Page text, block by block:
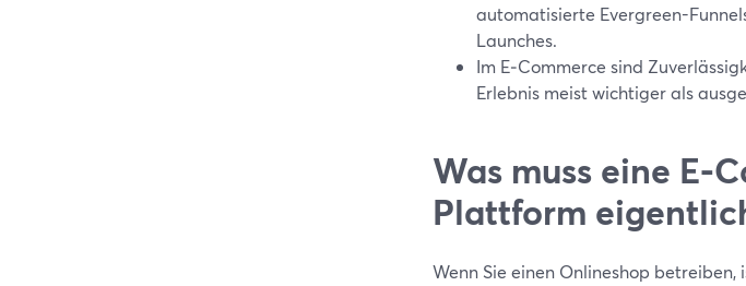
automatisierte Evergreen-
Launches.
Im E‑Commerce sind
Erlebnis meist wichtiger als
Was muss eine
Plattform
Wenn Sie einen Onlineshop